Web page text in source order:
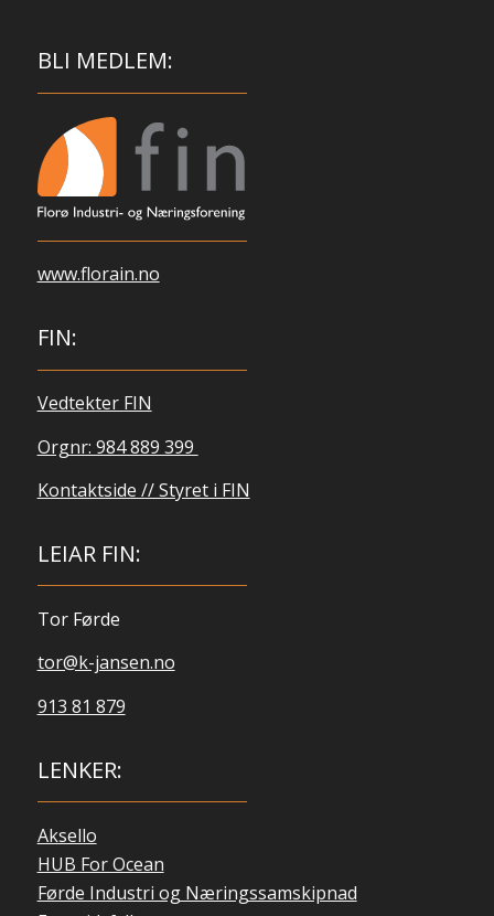
BLI MEDLEM:
www.florain.no
FIN:
Vedtekter FIN
Orgnr: 984 889 399
Kontaktside // Styret i FIN
LEIAR FIN:
Tor Førde
tor@k-jansen.no
913 81 879
LENKER:
Aksello
HUB For Ocean
Førde Industri og Næringssamskipnad